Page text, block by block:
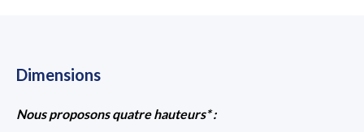
Dimensions
Nous proposons quatre hauteurs* :